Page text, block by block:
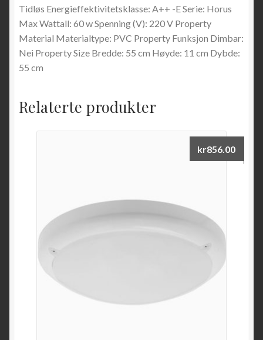
Tidløs Energieffektivitetsklasse: A++ -E Serie: Horus
Max Wattall: 60 w Spenning (V): 220 V Property
Material Materialtype: PVC Property Funksjon Dimbar:
Nei Property Size Bredde: 55 cm Høyde: 11 cm Dybde:
55 cm
Relaterte produkter
kr856.00